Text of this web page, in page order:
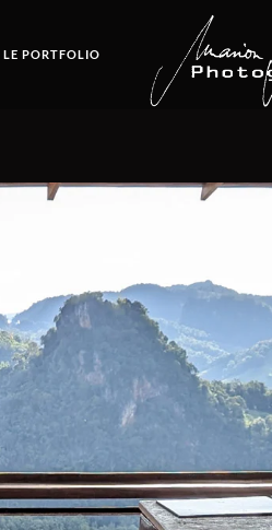
LE PORTFOLIO